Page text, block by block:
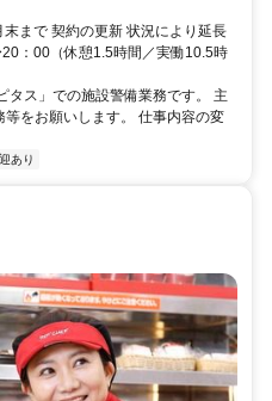
まで 契約の更新 状況により延長
：00（休憩1.5時間／実働10.5時
タス」での施設警備業務です。 主
をお願いします。 仕事内容の変
あり